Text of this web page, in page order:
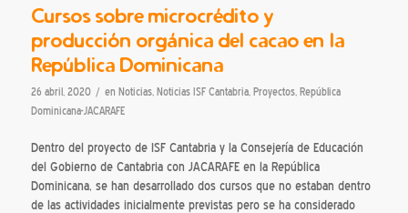
Cursos sobre microcrédito y
producción orgánica del cacao en la
República Dominicana
26 abril, 2020 / en Noticias, Noticias ISF Cantabria, Proyectos, República
Dominicana-JACARAFE
Dentro del proyecto de ISF Cantabria y la Consejería de Educación
del Gobierno de Cantabria con JACARAFE en la República
Dominicana, se han desarrollado dos cursos que no estaban dentro
de las actividades inicialmente previstas pero se ha considerado